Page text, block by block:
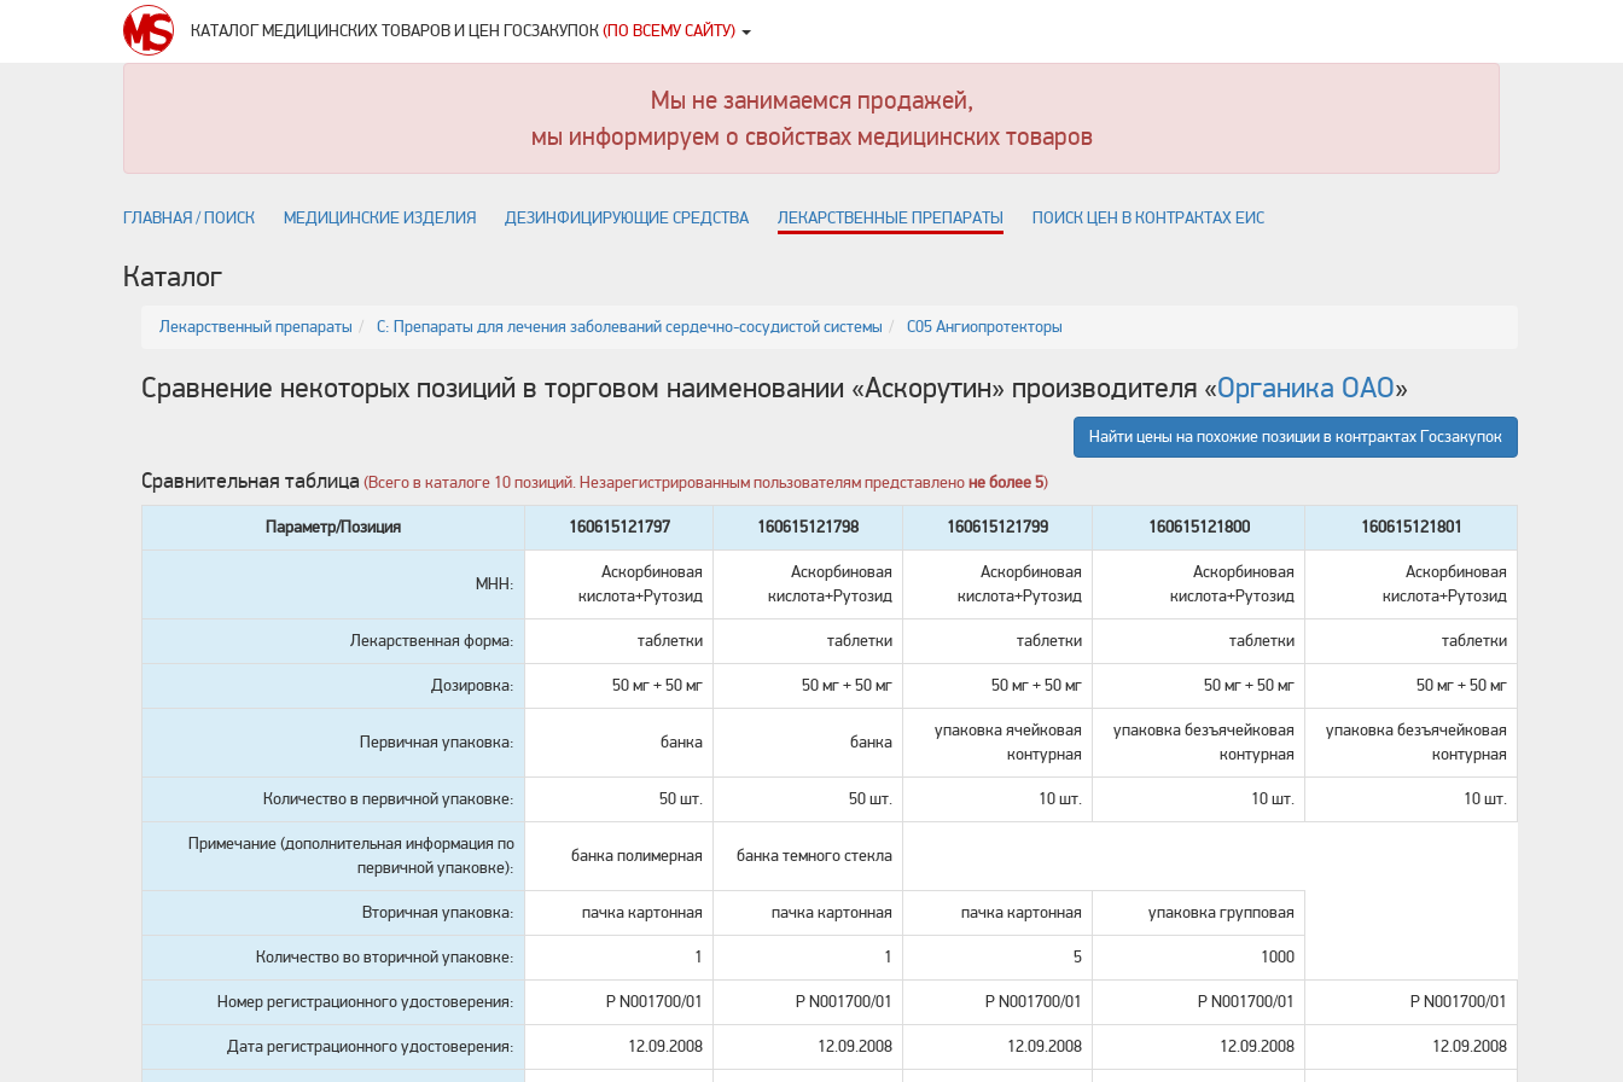
КАТАЛОГ МЕДИЦИНСКИХ ТОВАРОВ И ЦЕН ГОСЗАКУПОК(ПО ВСЕМУ САЙТУ)
Мы не занимаемся продажей,
мы информируем о свойствах медицинских товаров
ГЛАВНАЯ / ПОИСК МЕДИЦИНСКИЕ ИЗДЕЛИЯ ДЕЗИНФИЦИРУЮЩИЕ СРЕДСТВА ЛЕКАРСТВЕННЫЕ ПРЕПАРАТЫ ПОИСК ЦЕН В КОНТРАКТАХ ЕИС
Каталог
Лекарственный препараты C: Препараты для лечения заболеваний сердечно-сосудистой системы C05 Ангиопротекторы
Сравнение некоторых позиций в торговом наименовании «Аскорутин» производителя «Органика ОАО»
Найти цены на похожие позиции в контрактах Госзакупок
Сравнительная таблица (Всего в каталоге 10 позиций. Незарегистрированным пользователям представленоне более 5)
Параметр/Позиция 160615121797 160615121798 160615121799 160615121800 160615121801
МНН:
Аскорбиновая
кислотa+Рутозид
Аскорбиновая
кислотa+Рутозид
Аскорбиновая
кислотa+Рутозид
Аскорбиновая
кислотa+Рутозид
Аскорбиновая
кислотa+Рутозид
Лекарственная форма: таблетки таблетки таблетки таблетки таблетки
Дозировка: 50 мг + 50 мг 50 мг + 50 мг 50 мг + 50 мг 50 мг + 50 мг 50 мг + 50 мг
Первичная упаковка: банка банка
упаковка ячейковая
контурная
упаковка безъячейковая
контурная
упаковка безъячейковая
контурная
Количество в первичной упаковке: 50 шт. 50 шт. 10 шт. 10 шт. 10 шт.
Примечание (дополнительная информация по
первичной упаковке):
банка полимерная банка темного стекла
Вторичная упаковка: пачка картонная пачка картонная пачка картонная упаковка групповая
Количество во вторичной упаковке: 1 1 5 1000
Номер регистрационного удостоверения: Р N001700/01 Р N001700/01 Р N001700/01 Р N001700/01 Р N001700/01
Дата регистрационного удостоверения: 12.09.2008 12.09.2008 12.09.2008 12.09.2008 12.09.2008